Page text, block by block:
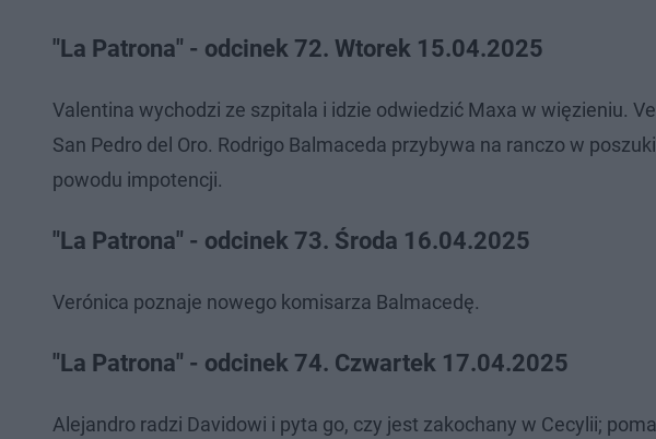
"La Patrona" - odcinek 72. Wtorek 15.04.2025
Valentina wychodzi ze szpitala i idzie odwiedzić Maxa w więzieniu.
San Pedro del Oro. Rodrigo Balmaceda przybywa na ranczo w
powodu impotencji.
"La Patrona" - odcinek 73. Środa 16.04.2025
Verónica poznaje nowego komisarza Balmacedę.
"La Patrona" - odcinek 74. Czwartek 17.04.2025
Alejandro radzi Davidowi i pyta go, czy jest zakochany w Cecylii;